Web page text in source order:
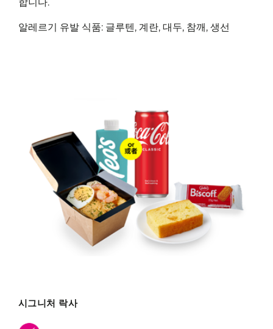
합니다.
알레르기 유발 식품: 글루텐, 계란, 대두, 참깨, 생선
시그니처 락사